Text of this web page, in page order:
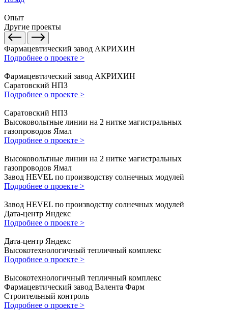
Опыт
Другие проекты
Фармацевтический завод АКРИХИН
Подробнее о проекте >
Фармацевтический завод АКРИХИН
Саратовский НПЗ
Подробнее о проекте >
Саратовский НПЗ
Высоковольтные линии на 2 нитке магистральных
газопроводов Ямал
Подробнее о проекте >
Высоковольтные линии на 2 нитке магистральных
газопроводов Ямал
Завод HEVEL по производству солнечных модулей
Подробнее о проекте >
Завод HEVEL по производству солнечных модулей
Дата-центр Яндекс
Подробнее о проекте >
Дата-центр Яндекс
Высокотехнологичный тепличный комплекс
Подробнее о проекте >
Высокотехнологичный тепличный комплекс
Фармацевтический завод Валента Фарм
Строительный контроль
Подробнее о проекте >